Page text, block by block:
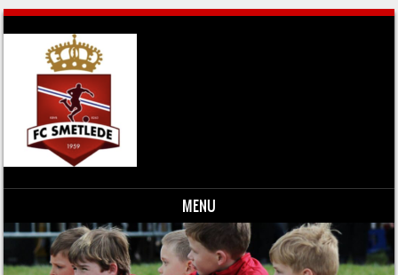
MENU
Skip to content